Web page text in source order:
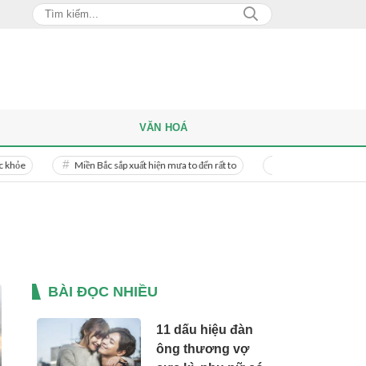
Miền Bắc sắp xuất hiện mưa to đến rất to Danh tính người phụ nữ bị bạn
VĂN HOÁ
BÀI ĐỌC NHIỀU
11 dấu hiệu đàn
ông thương vợ